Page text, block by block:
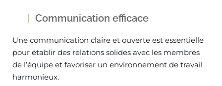
Communication efficace
Une communication claire et ouverte est essentielle
pour établir des relations solides avec les membres
de l’équipe et favoriser un environnement de travail
harmonieux.